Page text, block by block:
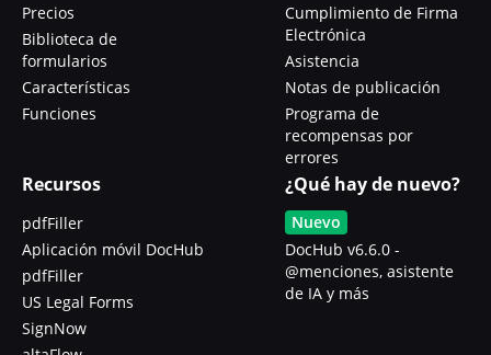
Precios
Biblioteca de
formularios
Características
Funciones
Cumplimiento de Firma
Electrónica
Asistencia
Notas de publicación
Programa de
recompensas por
errores
Recursos
pdfFiller
Aplicación móvil DocHub
pdfFiller
US Legal Forms
SignNow
¿Qué hay de nuevo?
Nuevo
DocHub v6.6.0 -
@menciones, asistente
de IA y más